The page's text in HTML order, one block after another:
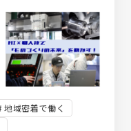
地域密着で働く